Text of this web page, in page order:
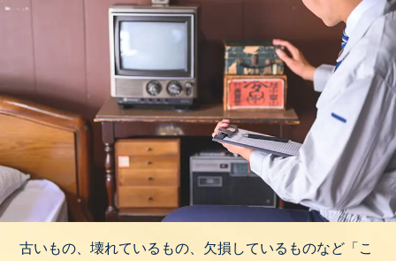
古いもの、壊れているもの、欠損しているものなど「こ